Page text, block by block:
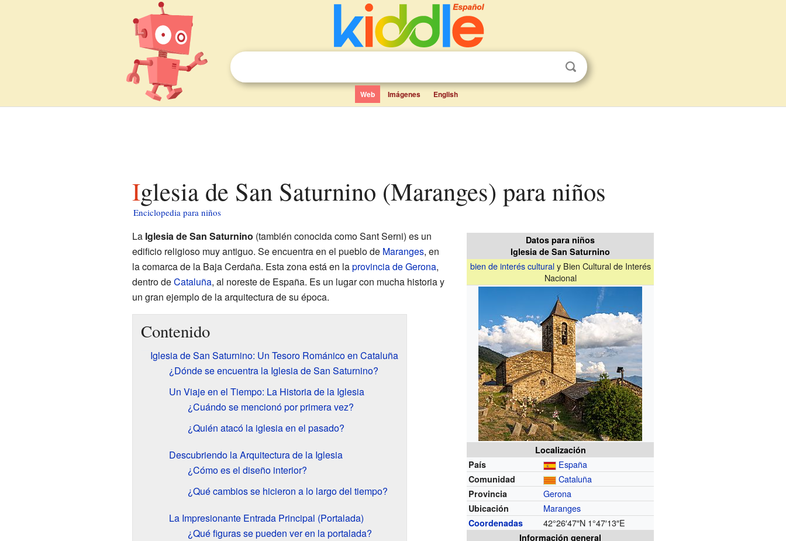
Web Imágenes English
Iglesia de San Saturnino (Maranges) para niños
Enciclopedia para niños
Datos para niños
Iglesia de San Saturnino
bien de interés culturaly Bien Cultural de Interés
Nacional
Localización
País
España
Comunidad Cataluña
Provincia Gerona
Ubicación Maranges
Coordenadas 42°26′47″N 1°47′13″E
Información general
La Iglesia de San Saturnino (también conocida como Sant Serni) es un
edificio religioso muy antiguo. Se encuentra en el pueblo de Maranges, en
la comarca de la Baja Cerdaña. Esta zona está en laprovincia de Gerona,
dentro deCataluña, al noreste de España. Es un lugar con mucha historia y
un gran ejemplo de la arquitectura de su época.
Contenido
Iglesia de San Saturnino: Un Tesoro Románico en Cataluña
¿Dónde se encuentra la Iglesia de San Saturnino?
Un Viaje en el Tiempo: La Historia de la Iglesia
¿Cuándo se mencionó por primera vez?
¿Quién atacó la iglesia en el pasado?
Descubriendo la Arquitectura de la Iglesia
¿Cómo es el diseño interior?
¿Qué cambios se hicieron a lo largo del tiempo?
La Impresionante Entrada Principal (Portalada)
¿Qué figuras se pueden ver en la portalada?